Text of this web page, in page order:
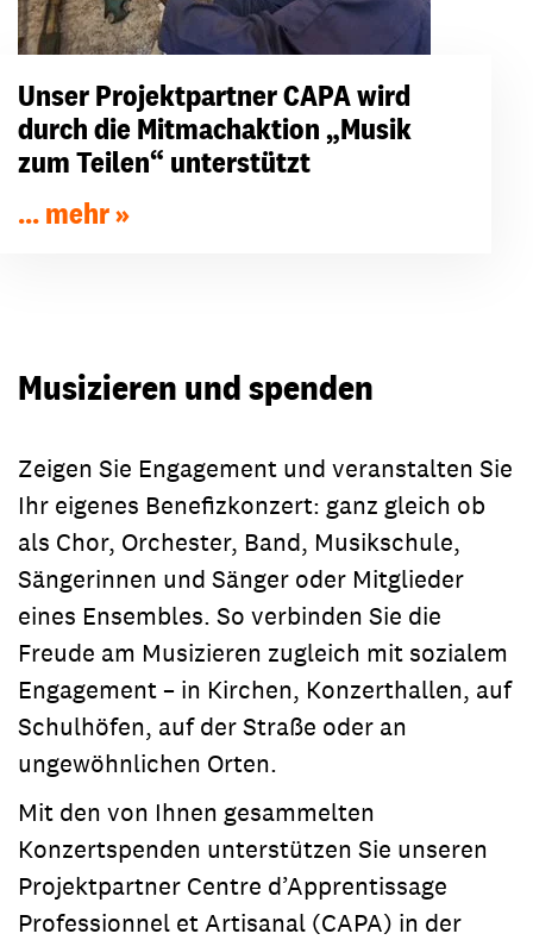
Unser Projektpartner CAPA wird
durch die Mitmachaktion „Musik
zum Teilen“ unterstützt
... mehr
Musizieren und spenden
Zeigen Sie Engagement und veranstalten Sie
Ihr eigenes Benefizkonzert: ganz gleich ob
als Chor, Orchester, Band, Musikschule,
Sängerinnen und Sänger oder Mitglieder
eines Ensembles. So verbinden Sie die
Freude am Musizieren zugleich mit sozialem
Engagement – in Kirchen, Konzerthallen, auf
Schulhöfen, auf der Straße oder an
ungewöhnlichen Orten.
Mit den von Ihnen gesammelten
Konzertspenden unterstützen Sie unseren
Projektpartner Centre d’Apprentissage
Professionnel et Artisanal (CAPA) in der